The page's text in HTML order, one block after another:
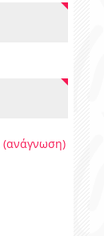
(ανάγνωση)